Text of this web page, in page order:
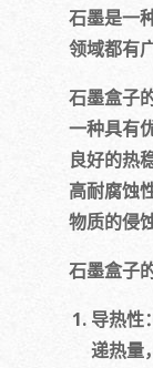
石墨是一
领域都有
石墨盒子
一种具有
良好的热
高耐腐蚀
物质的侵
石墨盒子
导热性
递热量